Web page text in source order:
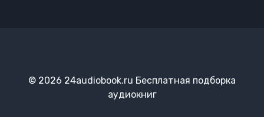
© 2026 24audiobook.ru Бесплатная подборка
аудиокниг